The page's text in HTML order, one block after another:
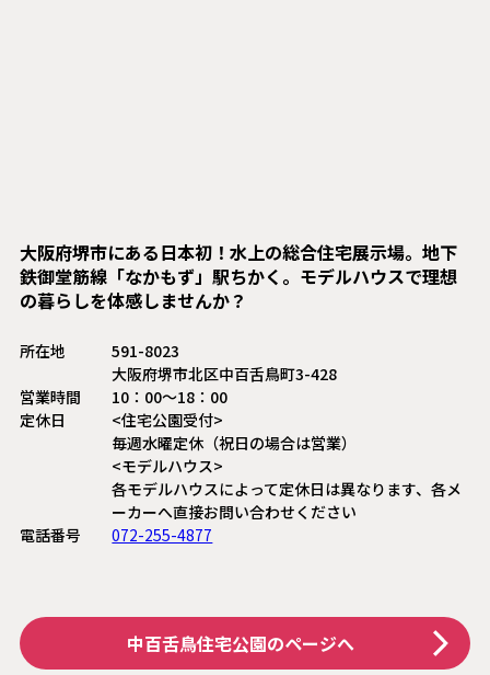
大阪府堺市にある日本初！水上の総合住宅展示場。地下
鉄御堂筋線「なかもず」駅ちかく。モデルハウスで理想
の暮らしを体感しませんか？
所在地
591-8023
大阪府堺市北区中百舌鳥町3-428
営業時間
10：00〜18：00
定休日
<住宅公園受付>
毎週水曜定休（祝日の場合は営業）
<モデルハウス>
各モデルハウスによって定休日は異なります、各メ
ーカーへ直接お問い合わせください
電話番号
072-255-4877
中百舌鳥住宅公園のページへ